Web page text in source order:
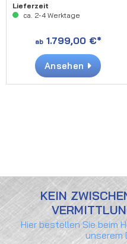
Lieferzeit
ca. 2-4 Werktage
ab1.799,00 €*
Ansehen
KEIN
Hier bestellen Sie beim
unserem